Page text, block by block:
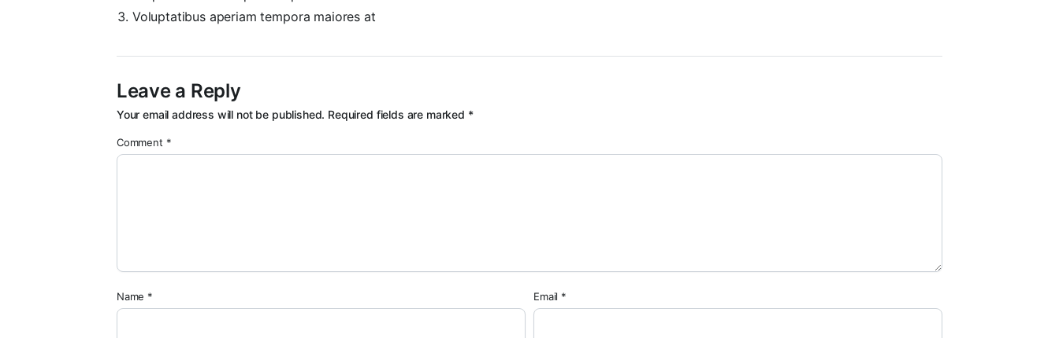
Voluptatibus aperiam tempora maiores at
Leave a Reply
Your email address will not be published. Required fields are marked *
Comment *
Name * Email *